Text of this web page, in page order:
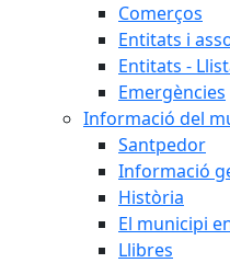
Comerços
Entitats i
Entitats -
Emergències
Informació del
Santpedor
Informació
Història
El municipi
Llibres